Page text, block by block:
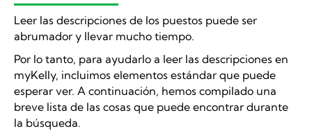
Leer las descripciones de los puestos puede ser
abrumador y llevar mucho tiempo.
Por lo tanto, para ayudarlo a leer las descripciones en
myKelly, incluimos elementos estándar que puede
esperar ver. A continuación, hemos compilado una
breve lista de las cosas que puede encontrar durante
la búsqueda.